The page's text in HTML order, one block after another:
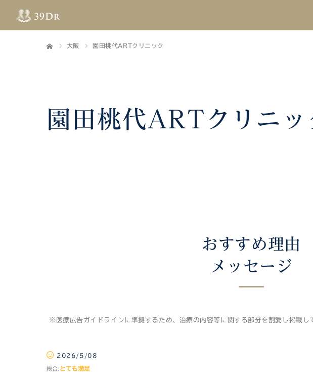
大阪 園田桃代ARTクリニック
園田桃代ARTクリニッ
おすすめ理由
メッセージ
※医療広告ガイドラインに準拠するため、治療の内容等に関する部分を割愛し掲載し
2026/5/08
総合:とても満足